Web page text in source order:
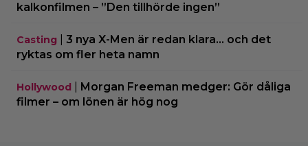
kalkonfilmen – ”Den tillhörde ingen”
Casting
3 nya X-Men är redan klara… och det
ryktas om fler heta namn
Hollywood
Morgan Freeman medger: Gör dåliga
filmer – om lönen är hög nog